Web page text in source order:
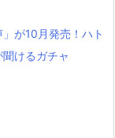
が10月発売！ハト
けるガチャ